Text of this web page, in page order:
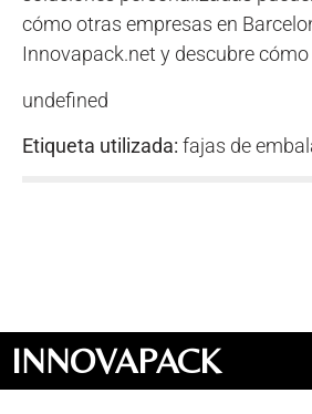
cómo otras empresas en
Innovapack.net y descubre
undefined
Etiqueta utilizada: fajas de
INNOVAPACK